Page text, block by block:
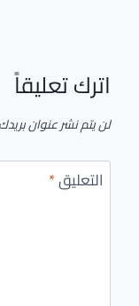
اترك تعليقاً
لن يتم نشر عنوان
التعليق*